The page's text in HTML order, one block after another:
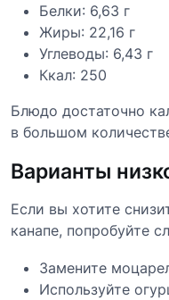
Белки: 6,63 г
Жиры: 22,16 г
Углеводы: 6,43 г
Ккал: 250
Блюдо достаточно
в большом
Варианты
Если вы хотите
канапе, попробуйте
Замените
Используйте